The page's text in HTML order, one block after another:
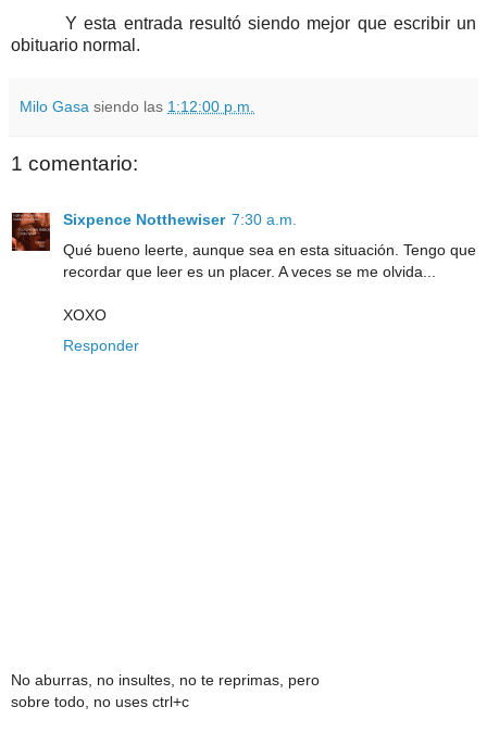
Y esta entrada resultó siendo mejor que escribir un
obituario normal.
Milo Gasa siendo las 1:12:00 p.m.
1 comentario:
Sixpence Notthewiser 7:30 a.m.
Qué bueno leerte, aunque sea en esta situación. Tengo que
recordar que leer es un placer. A veces se me olvida...
XOXO
Responder
No aburras, no insultes, no te reprimas, pero
sobre todo, no uses ctrl+c